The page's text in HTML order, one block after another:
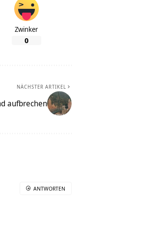
Zwinker
0
NÄCHSTER ARTIKEL
aufbrechen
ANTWORTEN